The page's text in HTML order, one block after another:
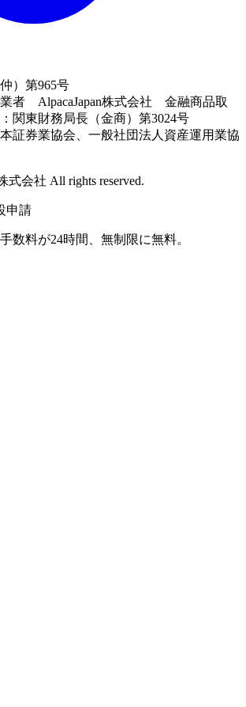
）第965号
者 AlpacaJapan株式会社 金融商品取
関東財務局長（金商）第3024号
証券業協会、一般社団法人資産運用業協
式会社 All rights reserved.
申請
数料が24時間、無制限に無料。